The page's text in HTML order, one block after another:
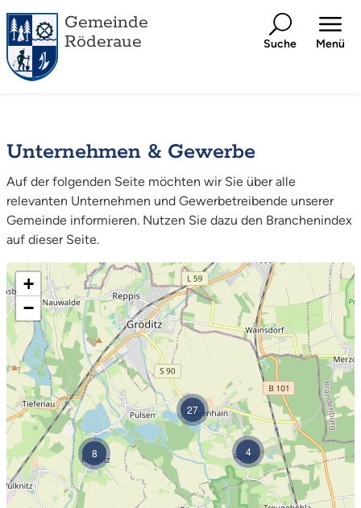
Gemeinde
Röderaue
Suche Menü
Unternehmen & Gewerbe
Auf der folgenden Seite möchten wir Sie über alle
relevanten Unternehmen und Gewerbetreibende unserer
Gemeinde informieren. Nutzen Sie dazu den Branchenindex
auf dieser Seite.
4
8
27
+
−